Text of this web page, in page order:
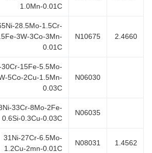
1.0Mn-0.01C
N10675
65Ni-28.5Mo-1.5Cr-
1.5Fe-3W-3Co-3Mn-
0.01C
N06030
43Ni-30Cr-15Fe-5.5Mo-
2.5W-5Co-2Cu-1.5Mn-
0.03C
N06035
58Ni-33Cr-8Mo-2Fe-
0.6Si-0.3Cu-0.03C
N08031
31Ni-27Cr-6.5Mo-
1.2Cu-2mn-0.01C